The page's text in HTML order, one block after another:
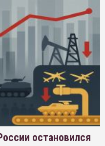
остановился